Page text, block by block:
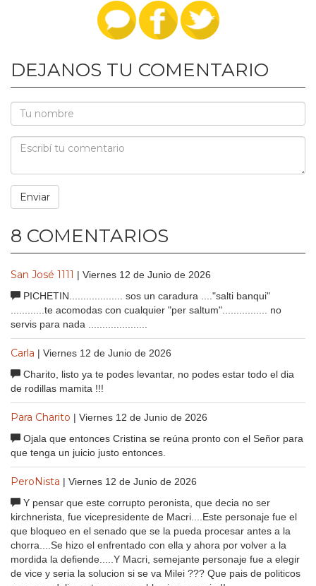
DEJANOS TU COMENTARIO
8 COMENTARIOS
San José 1111 | Viernes 12 de Junio de 2026
PICHETIN................... sos un caradura ...."salti banqui"
............te acomodas con cualquier "per saltum"................ no
servis para nada .....................
Carla | Viernes 12 de Junio de 2026
Charito, listo ya te podes levantar, no podes estar todo el dia
de rodillas mamita !!!
Para Charito | Viernes 12 de Junio de 2026
Ojala que entonces Cristina se reúna pronto con el Señor para
que tenga un juicio justo entonces.
PeroNista | Viernes 12 de Junio de 2026
Y pensar que este corrupto peronista, que decia no ser
kirchnerista, fue vicepresidente de Macri....Este personaje fue el
que bloqueo en el senado que se la pueda procesar antes a la
chorra....Se hizo el enfrentado con ella y ahora por volver a la
mordida la defiende.....Y Macri, semejante personaje fue a elegir
de vice y seria la solucion si se va Milei ??? Que pais de politicos